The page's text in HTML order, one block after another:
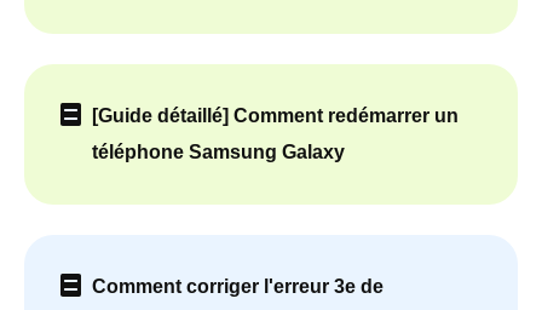
[Guide détaillé] Comment redémarrer un
téléphone Samsung Galaxy
Comment corriger l'erreur 3e de